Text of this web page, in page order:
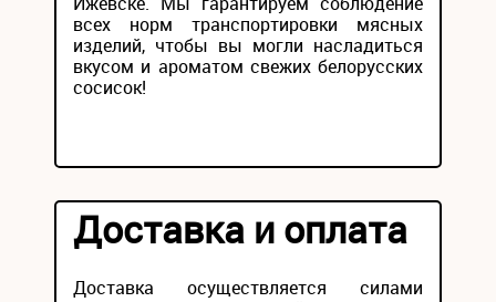
всех норм транспортировки мясных
изделий, чтобы вы могли насладиться
вкусом и ароматом свежих белорусских
сосисок!
Доставка и оплата
Доставка осуществляется силами